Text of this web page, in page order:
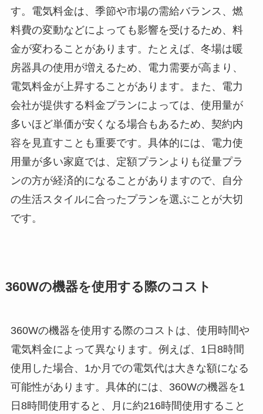
す。電気料金は、季節や市場の需給バランス、燃
料費の変動などによっても影響を受けるため、料
金が変わることがあります。たとえば、冬場は暖
房器具の使用が増えるため、電力需要が高まり、
電気料金が上昇することがあります。また、電力
会社が提供する料金プランによっては、使用量が
多いほど単価が安くなる場合もあるため、契約内
容を見直すことも重要です。具体的には、電力使
用量が多い家庭では、定額プランよりも従量プラ
ンの方が経済的になることがありますので、自分
の生活スタイルに合ったプランを選ぶことが大切
です。
360Wの機器を使用する際のコスト
360Wの機器を使用する際のコストは、使用時間や
電気料金によって異なります。例えば、1日8時間
使用した場合、1か月での電気代は大きな額になる
可能性があります。具体的には、360Wの機器を1
日8時間使用すると、月に約216時間使用すること